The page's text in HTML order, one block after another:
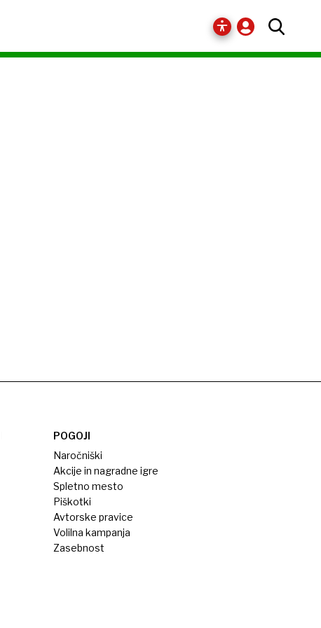
POGOJI
Naročniški
Akcije in nagradne igre
Spletno mesto
Piškotki
Avtorske pravice
Volilna kampanja
Zasebnost